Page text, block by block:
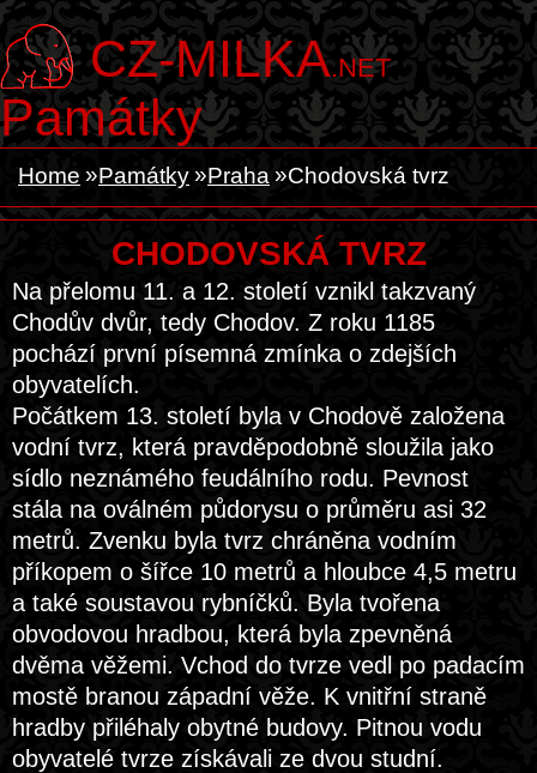
CZ-MILKA.NET
Památky
Home Památky Praha Chodovská tvrz
CHODOVSKÁ TVRZ
Na přelomu 11. a 12. století vznikl takzvaný
Chodův dvůr, tedy Chodov. Z roku 1185
pochází první písemná zmínka o zdejších
obyvatelích.
Počátkem 13. století byla v Chodově založena
vodní tvrz, která pravděpodobně sloužila jako
sídlo neznámého feudálního rodu. Pevnost
stála na oválném půdorysu o průměru asi 32
metrů. Zvenku byla tvrz chráněna vodním
příkopem o šířce 10 metrů a hloubce 4,5 metru
a také soustavou rybníčků. Byla tvořena
obvodovou hradbou, která byla zpevněná
dvěma věžemi. Vchod do tvrze vedl po padacím
mostě branou západní věže. K vnitřní straně
hradby přiléhaly obytné budovy. Pitnou vodu
obyvatelé tvrze získávali ze dvou studní.